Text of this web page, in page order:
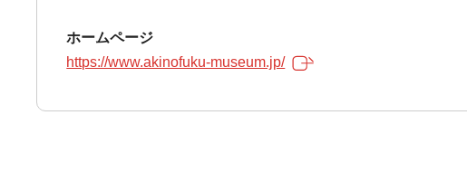
ホームページ
https://www.akinofuku-museum.jp/